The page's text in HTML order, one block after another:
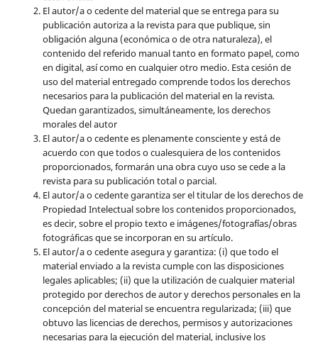
El autor/a o cedente del material que se entrega para su
publicación autoriza a la revista para que publique, sin
obligación alguna (económica o de otra naturaleza), el
contenido del referido manual tanto en formato papel, como
en digital, así como en cualquier otro medio. Esta cesión de
uso del material entregado comprende todos los derechos
necesarios para la publicación del material en la revista.
Quedan garantizados, simultáneamente, los derechos
morales del autor
El autor/a o cedente es plenamente consciente y está de
acuerdo con que todos o cualesquiera de los contenidos
proporcionados, formarán una obra cuyo uso se cede a la
revista para su publicación total o parcial.
El autor/a o cedente garantiza ser el titular de los derechos de
Propiedad Intelectual sobre los contenidos proporcionados,
es decir, sobre el propio texto e imágenes/fotografías/obras
fotográficas que se incorporan en su artículo.
El autor/a o cedente asegura y garantiza: (i) que todo el
material enviado a la revista cumple con las disposiciones
legales aplicables; (ii) que la utilización de cualquier material
protegido por derechos de autor y derechos personales en la
concepción del material se encuentra regularizada; (iii) que
obtuvo las licencias de derechos, permisos y autorizaciones
necesarias para la ejecución del material, inclusive los